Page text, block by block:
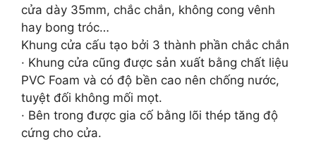
cửa dày 35mm, chắc chắn, không cong vênh
hay bong tróc…
Khung cửa cấu tạo bởi 3 thành phần chắc chắn
· Khung cửa cũng được sản xuất bằng chất liệu
PVC Foam và có độ bền cao nên chống nước,
tuyệt đối không mối mọt.
· Bên trong được gia cố bằng lõi thép tăng độ
cứng cho cửa.